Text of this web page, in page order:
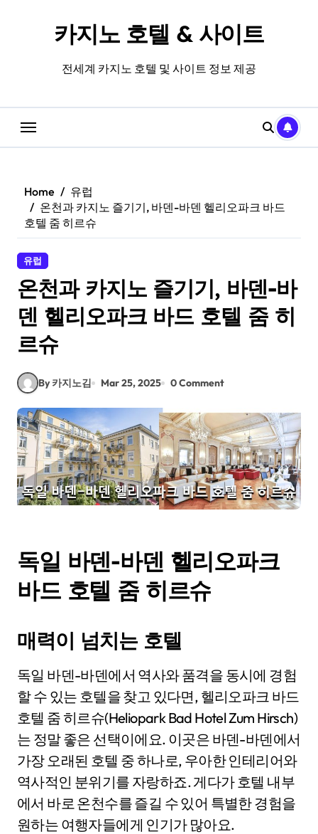
카지노 호텔 & 사이트
전세계 카지노 호텔 및 사이트 정보 제공
Home
유럽
온천과 카지노 즐기기, 바덴-바덴 헬리오파크 바드
호텔 줌 히르슈
유럽
온천과 카지노 즐기기, 바덴-바
덴 헬리오파크 바드 호텔 줌 히
르슈
By 카지노김 Mar 25, 2025 0 Comment
독일 바덴-바덴 헬리오파크
바드 호텔 줌 히르슈
매력이 넘치는 호텔
독일 바덴-바덴에서 역사와 품격을 동시에 경험
할 수 있는 호텔을 찾고 있다면, 헬리오파크 바드
호텔 줌 히르슈(Heliopark Bad Hotel Zum Hirsch)
는 정말 좋은 선택이에요. 이곳은 바덴-바덴에서
가장 오래된 호텔 중 하나로, 우아한 인테리어와
역사적인 분위기를 자랑하죠. 게다가 호텔 내부
에서 바로 온천수를 즐길 수 있어 특별한 경험을
원하는 여행자들에게 인기가 많아요.